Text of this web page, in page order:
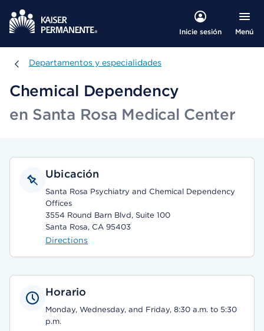
Inicie sesión Menú
Departamentos y especialidades
Departamentos y especialidades
Chemical Dependency
en Santa Rosa Medical Center
Ubicación
Santa Rosa Psychiatry and Chemical Dependency
Offices
3554 Round Barn Blvd, Suite 100
Santa Rosa, CA 95403
Directions
Horario
Monday, Wednesday, and Friday, 8:30 a.m. to 5:30
p.m.